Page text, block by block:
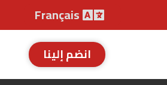
Français
انضم إلينا